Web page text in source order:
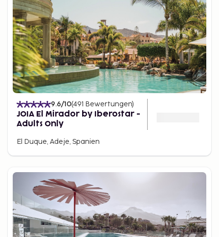
9.6/10(491 Bewertungen)
JOIA El Mirador by Iberostar -
Adults Only
El Duque, Adeje, Spanien